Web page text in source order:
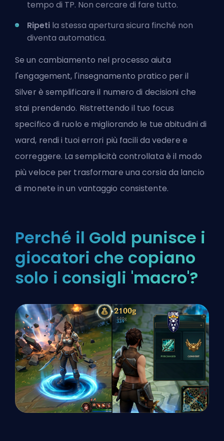
tempo di TP. Non cercare di fare tutto.
Ripeti la stessa apertura sicura finché non
diventa automatica.
Se un cambiamento nel processo aiuta
l'engagement, l'insegnamento pratico per il
Silver è semplificare il numero di decisioni che
stai prendendo. Ristrettendo il tuo focus
specifico di ruolo e migliorando le tue abitudini di
ward, rendi i tuoi errori più facili da vedere e
correggere. La semplicità controllata è il modo
più veloce per trasformare una corsia da lancio
di monete in un vantaggio consistente.
Perché il Gold punisce i
giocatori che copiano
solo i consigli 'macro'?